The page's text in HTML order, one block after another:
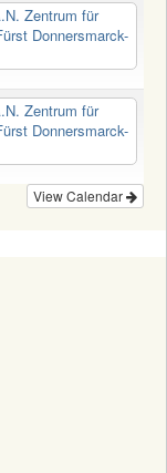
Zentrum für
Donnersmarck-
Zentrum für
Donnersmarck-
View Calendar